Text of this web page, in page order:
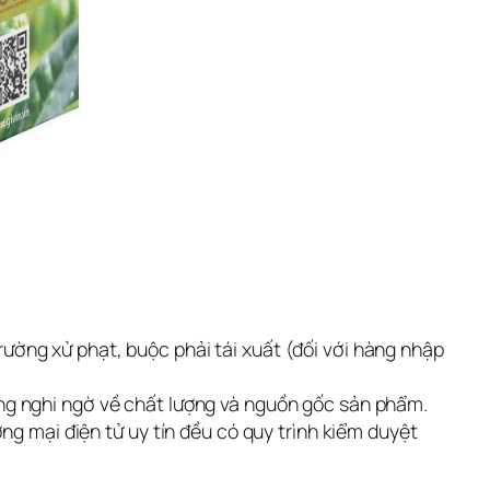
xử phạt, buộc phải tái xuất (đối với hàng nhập
nghi ngờ về chất lượng và nguồn gốc sản phẩm.
mại điện tử uy tín đều có quy trình kiểm duyệt